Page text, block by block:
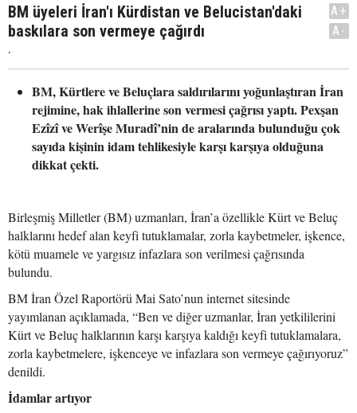
BM üyeleri İran'ı Kürdistan ve Belucistan'daki
baskılara son vermeye çağırdı
.
A+
A-
BM, Kürtlere ve Beluçlara saldırılarını yoğunlaştıran İran
rejimine, hak ihlallerine son vermesi çağrısı yaptı. Pexşan
Ezîzî ve Werîşe Muradî’nin de aralarında bulunduğu çok
sayıda kişinin idam tehlikesiyle karşı karşıya olduğuna
dikkat çekti.
Birleşmiş Milletler (BM) uzmanları, İran’a özellikle Kürt ve Beluç
halklarını hedef alan keyfi tutuklamalar, zorla kaybetmeler, işkence,
kötü muamele ve yargısız infazlara son verilmesi çağrısında
bulundu.
BM İran Özel Raportörü Mai Sato’nun internet sitesinde
yayımlanan açıklamada, “Ben ve diğer uzmanlar, İran yetkililerini
Kürt ve Beluç halklarının karşı karşıya kaldığı keyfi tutuklamalara,
zorla kaybetmelere, işkenceye ve infazlara son vermeye çağırıyoruz”
denildi.
İdamlar artıyor